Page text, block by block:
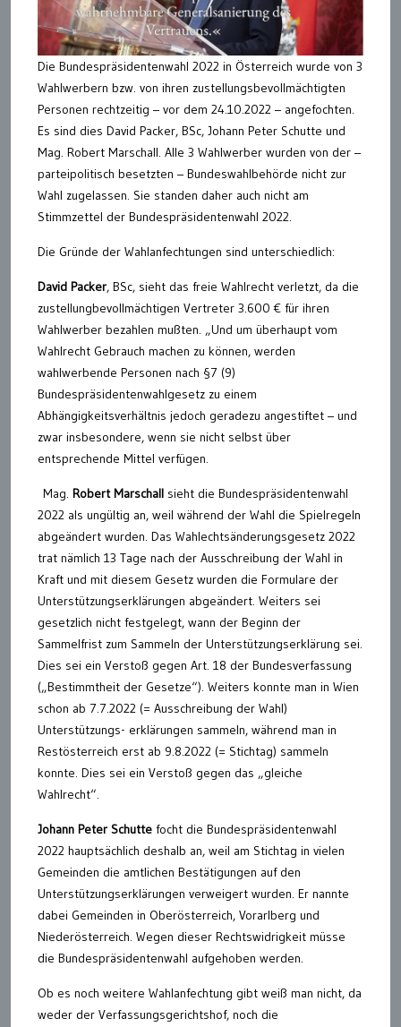
Die Bundespräsidentenwahl 2022 in Österreich wurde von 3
Wahlwerbern bzw. von ihren zustellungsbevollmächtigten
Personen rechtzeitig – vor dem 24.10.2022 – angefochten.
Es sind dies David Packer, BSc, Johann Peter Schutte und
Mag. Robert Marschall. Alle 3 Wahlwerber wurden von der –
parteipolitisch besetzten – Bundeswahlbehörde nicht zur
Wahl zugelassen. Sie standen daher auch nicht am
Stimmzettel der Bundespräsidentenwahl 2022.
Die Gründe der Wahlanfechtungen sind unterschiedlich:
David Packer, BSc, sieht das freie Wahlrecht verletzt, da die
zustellungbevollmächtigen Vertreter 3.600 € für ihren
Wahlwerber bezahlen mußten. „Und um überhaupt vom
Wahlrecht Gebrauch machen zu können, werden
wahlwerbende Personen nach §7 (9)
Bundespräsidentenwahlgesetz zu einem
Abhängigkeitsverhältnis jedoch geradezu angestiftet – und
zwar insbesondere, wenn sie nicht selbst über
entsprechende Mittel verfügen.
Mag. Robert Marschall sieht die Bundespräsidentenwahl
2022 als ungültig an, weil während der Wahl die Spielregeln
abgeändert wurden. Das Wahlechtsänderungsgesetz 2022
trat nämlich 13 Tage nach der Ausschreibung der Wahl in
Kraft und mit diesem Gesetz wurden die Formulare der
Unterstützungserklärungen abgeändert. Weiters sei
gesetzlich nicht festgelegt, wann der Beginn der
Sammelfrist zum Sammeln der Unterstützungserklärung sei.
Dies sei ein Verstoß gegen Art. 18 der Bundesverfassung
(„Bestimmtheit der Gesetze“). Weiters konnte man in Wien
schon ab 7.7.2022 (= Ausschreibung der Wahl)
Unterstützungs- erklärungen sammeln, während man in
Restösterreich erst ab 9.8.2022 (= Stichtag) sammeln
konnte. Dies sei ein Verstoß gegen das „gleiche
Wahlrecht“.
Johann Peter Schutte focht die Bundespräsidentenwahl
2022 hauptsächlich deshalb an, weil am Stichtag in vielen
Gemeinden die amtlichen Bestätigungen auf den
Unterstützungserklärungen verweigert wurden. Er nannte
dabei Gemeinden in Oberösterreich, Vorarlberg und
Niederösterreich. Wegen dieser Rechtswidrigkeit müsse
die Bundespräsidentenwahl aufgehoben werden.
Ob es noch weitere Wahlanfechtung gibt weiß man nicht, da
weder der Verfassungsgerichtshof, noch die